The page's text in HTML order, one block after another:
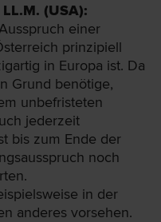
(USA):
einer
prinzipiell
in Europa ist. Da
Grund benötige,
unbefristeten
jederzeit
bis zum Ende der
noch
in der
anderes vorsehen.